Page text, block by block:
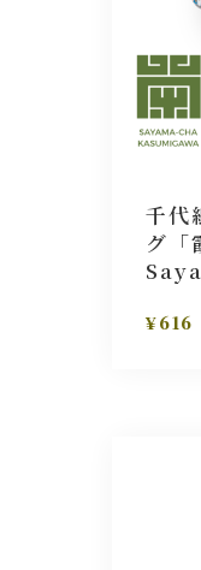
千代
グ
¥616